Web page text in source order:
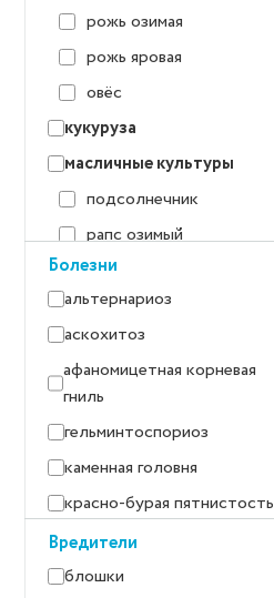
рожь озимая
рожь яровая
овёс
кукуруза
масличные культуры
подсолнечник
рапс озимый
рапс яровой
картофель
зернобобовые культуры
соя
Болезни
альтернариоз
аскохитоз
афаномицетная корневая
гниль
гельминтоспориоз
каменная головня
красно-бурая пятнистость
литиевая корневая гниль
гороха
Вредители
блошки